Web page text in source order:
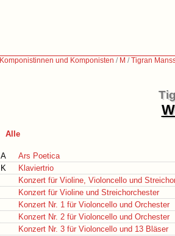
Komponistinnen und Komponisten / M /Tigran
Alle
A
Ars Poetica
K
Klaviertrio
Konzert für Violine, Violoncello und
Konzert für Violine und Streichorchester
Konzert Nr. 1 für Violoncello und Orchester
Konzert Nr. 2 für Violoncello und Orchester
Konzert Nr. 3 für Violoncello und 13 Bläser